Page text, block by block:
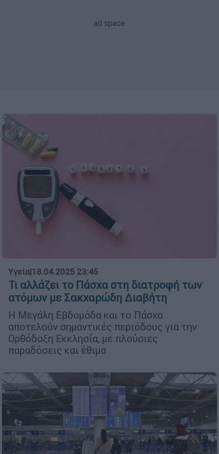
Υγεία|18.04.2025 23:45
Τι αλλάζει το Πάσχα στη διατροφή των
ατόμων με Σακχαρώδη Διαβήτη
Η Μεγάλη Εβδομάδα και το Πάσχα
αποτελούν σημαντικές περιόδους για την
Ορθόδοξη Εκκλησία, με πλούσιες
παραδόσεις και έθιμα